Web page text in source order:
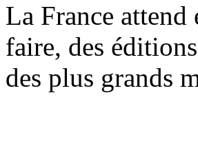
La France attend
faire, des
des plus grands